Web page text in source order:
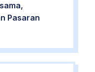
Pasaran